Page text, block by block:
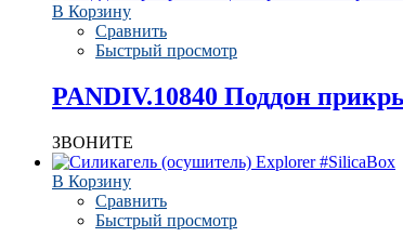
В Корзину
Сравнить
Быстрый просмотр
PANDIV.10840 Поддон
ЗВОНИТЕ
В Корзину
Сравнить
Быстрый просмотр